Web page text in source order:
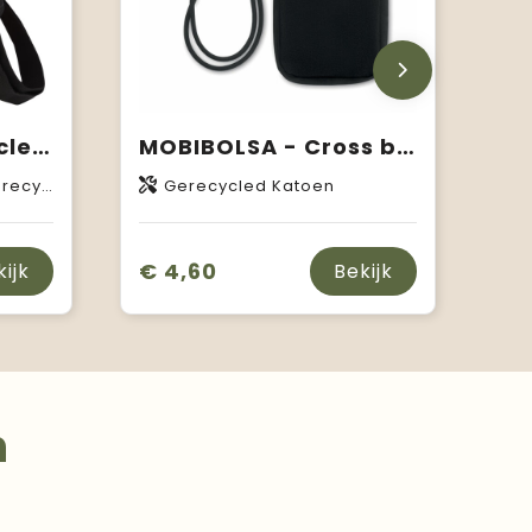
Byron GRS gerecyclede crossbodytas 2 l MOBIBOLSA - Cross body smartphone tas
Gerecycled Katoen
€ 4,60 Bekijk